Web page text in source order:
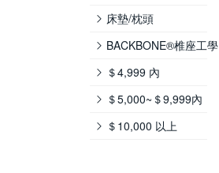
床墊/枕頭
BACKBONE®椎座工學
＄4,999 內
＄5,000~＄9,999內
＄10,000 以上